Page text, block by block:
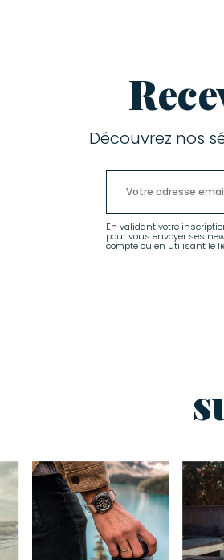
Découvrez nos
En validant votre
pour vous envoyer ses
compte ou en utilisant le